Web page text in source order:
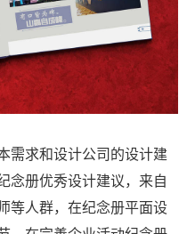
需求和设计公司的设计建
念册优秀设计建议，来自
等人群，在纪念册平面设